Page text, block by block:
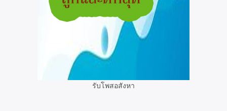
รับโพสอสังหา